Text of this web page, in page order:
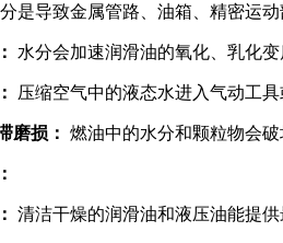
是导致金属管路、油箱、精密运
水分会加速润滑油的氧化、乳化
压缩空气中的液态水进入气动工
磨损： 燃油中的水分和颗粒物会
清洁干燥的润滑油和液压油能提供